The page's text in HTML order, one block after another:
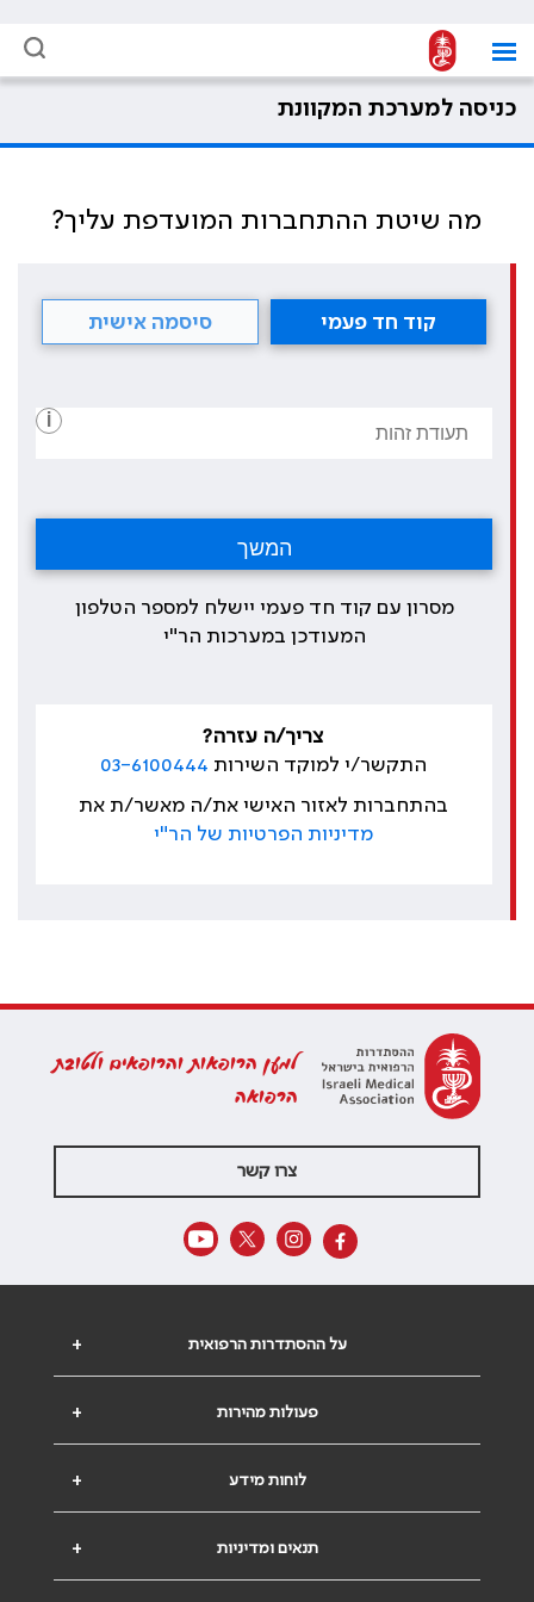
כניסה למערכת המקוונת
מה שיטת ההתחברות המועדפת עליך?
קוד חד פעמי סיסמה אישית
i
מסרון עם קוד חד פעמי יישלח למספר הטלפון
המעודכן במערכות הר"י
צריך/ה עזרה?
התקשר/י למוקד השירות 03-6100444
בהתחברות לאזור האישי את/ה מאשר/ת את
מדיניות הפרטיות של הר"י
למען הרופאות והרופאים ולטובת
הרפואה
צרו קשר
+ על ההסתדרות הרפואית
+ פעולות מהירות
+ לוחות מידע
+ תנאים ומדיניות